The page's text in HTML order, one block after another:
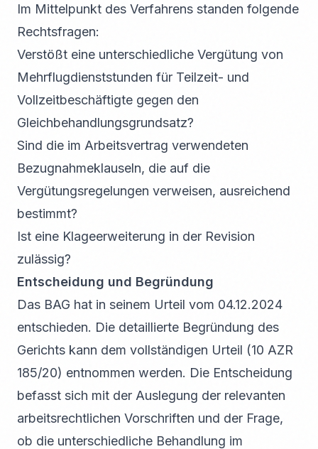
Im Mittelpunkt des Verfahrens standen folgende
Rechtsfragen:
Verstößt eine unterschiedliche Vergütung von
Mehrflugdienststunden für Teilzeit- und
Vollzeitbeschäftigte gegen den
Gleichbehandlungsgrundsatz?
Sind die im Arbeitsvertrag verwendeten
Bezugnahmeklauseln, die auf die
Vergütungsregelungen verweisen, ausreichend
bestimmt?
Ist eine Klageerweiterung in der Revision
zulässig?
Entscheidung und Begründung
Das BAG hat in seinem Urteil vom 04.12.2024
entschieden. Die detaillierte Begründung des
Gerichts kann dem vollständigen Urteil (10 AZR
185/20) entnommen werden. Die Entscheidung
befasst sich mit der Auslegung der relevanten
arbeitsrechtlichen Vorschriften und der Frage,
ob die unterschiedliche Behandlung im